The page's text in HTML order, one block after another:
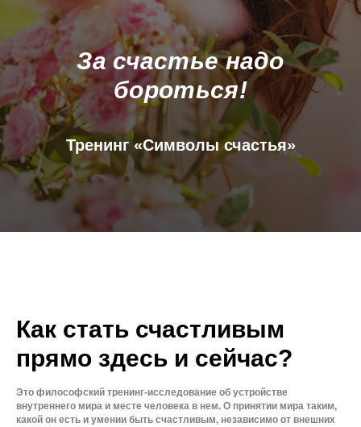
За счастье надо
бороться!
Тренинг «Символы счастья»
Как стать счастливым
прямо здесь и сейчас?
Это философский тренинг-исследование об устройстве
внутреннего мира и месте человека в нем. О принятии мира таким,
какой он есть и умении быть счастливым, независимо от внешних